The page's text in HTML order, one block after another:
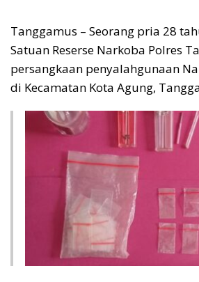
Tanggamus – Seorang pria 28
Satuan Reserse Narkoba Polres
persangkaan penyalahgunaan
di Kecamatan Kota Agung,